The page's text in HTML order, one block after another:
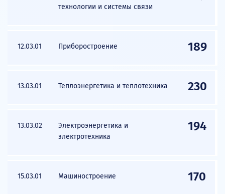
технологии и системы связи
12.03.01 Приборостроение 189
13.03.01 Теплоэнергетика и теплотехника 230
13.03.02
Электроэнергетика и
электротехника
194
15.03.01 Машиностроение 170